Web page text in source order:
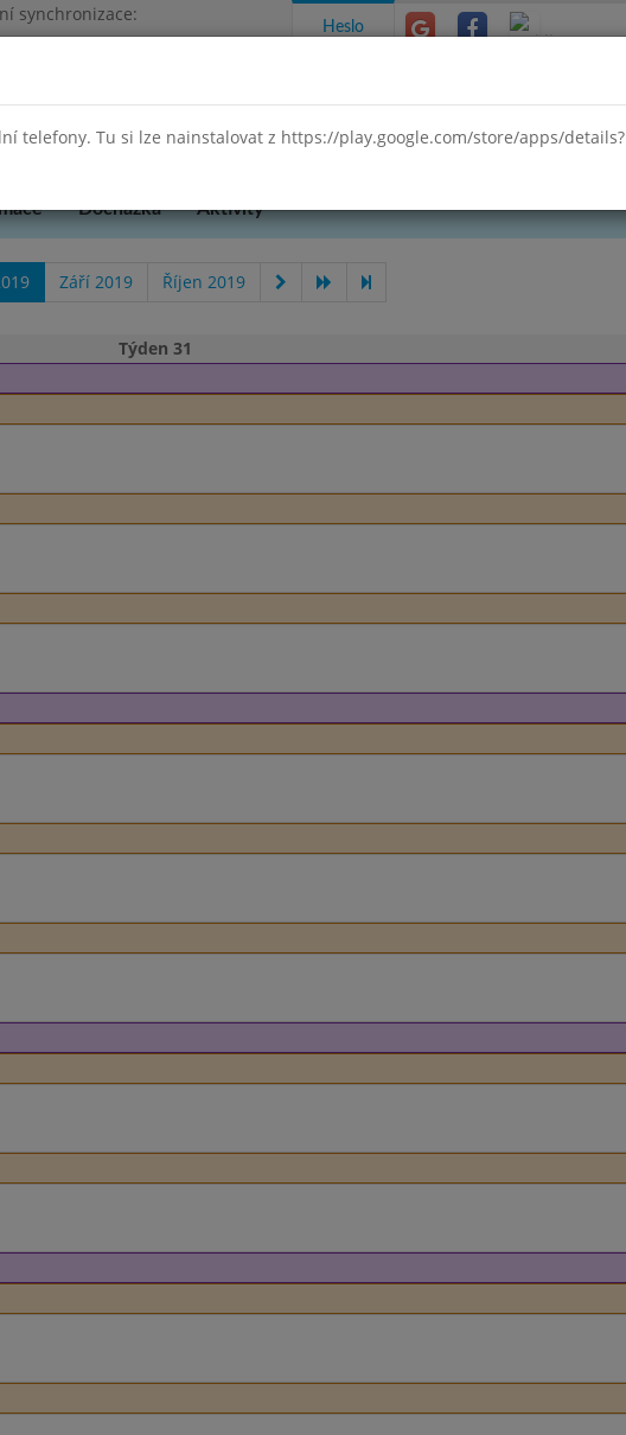
synchronizace:
10:51
organizace DEMO
Heslo
Docházka Aktivity
Září 2019 Říjen 2019
Týden 31
telefony. Tu si lze nainstalovat z https://play.google.com/store/apps/details?